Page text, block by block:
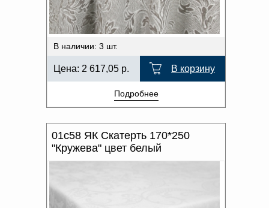
В наличии: 3 шт.
Цена: 2 617,05 р. В корзину
Подробнее
01с58 ЯК Скатерть 170*250
"Кружева" цвет белый